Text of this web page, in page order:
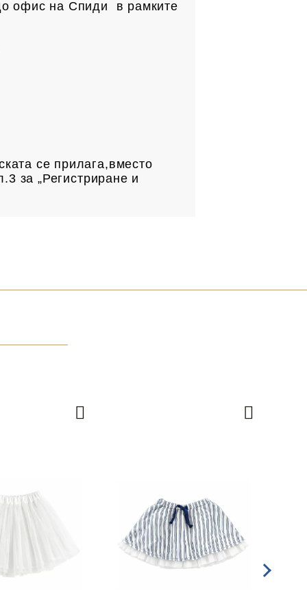
офис на Спиди в рамките
се прилага,вместо
за „Регистриране и